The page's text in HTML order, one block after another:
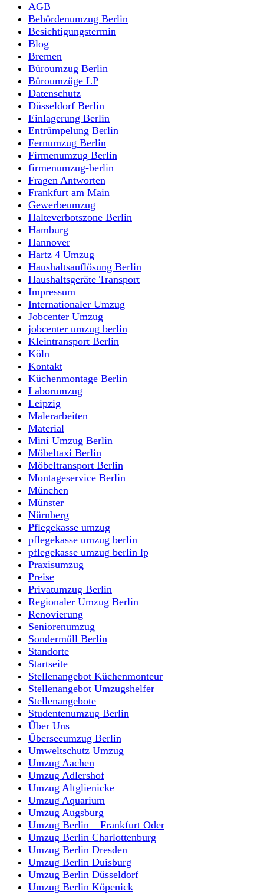
AGB
Behördenumzug Berlin
Besichtigungstermin
Blog
Bremen
Büroumzug Berlin
Büroumzüge LP
Datenschutz
Düsseldorf Berlin
Einlagerung Berlin
Entrümpelung Berlin
Fernumzug Berlin
Firmenumzug Berlin
firmenumzug-berlin
Fragen Antworten
Frankfurt am Main
Gewerbeumzug
Halteverbotszone Berlin
Hamburg
Hannover
Hartz 4 Umzug
Haushaltsauflösung Berlin
Haushaltsgeräte Transport
Impressum
Internationaler Umzug
Jobcenter Umzug
jobcenter umzug berlin
Kleintransport Berlin
Köln
Kontakt
Küchenmontage Berlin
Laborumzug
Leipzig
Malerarbeiten
Material
Mini Umzug Berlin
Möbeltaxi Berlin
Möbeltransport Berlin
Montageservice Berlin
München
Münster
Nürnberg
Pflegekasse umzug
pflegekasse umzug berlin
pflegekasse umzug berlin lp
Praxisumzug
Preise
Privatumzug Berlin
Regionaler Umzug Berlin
Renovierung
Seniorenumzug
Sondermüll Berlin
Standorte
Startseite
Stellenangebot Küchenmonteur
Stellenangebot Umzugshelfer
Stellenangebote
Studentenumzug Berlin
Über Uns
Überseeumzug Berlin
Umweltschutz Umzug
Umzug Aachen
Umzug Adlershof
Umzug Altglienicke
Umzug Aquarium
Umzug Augsburg
Umzug Berlin – Frankfurt Oder
Umzug Berlin Charlottenburg
Umzug Berlin Dresden
Umzug Berlin Duisburg
Umzug Berlin Düsseldorf
Umzug Berlin Köpenick